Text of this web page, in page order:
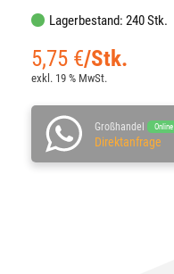
Lagerbestand: 240 Stk.
5,75 €/Stk.
exkl. 19 % MwSt.
Großhandel Online
Direktanfrage